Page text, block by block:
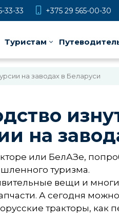
33-33 +375 29 565-00-30
Туристам
на заводах в Беларуси
на
или БелАЗе,
туризма.
вещи и
А сегодня
тракторы, как